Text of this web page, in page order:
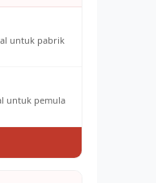
untuk pabrik
untuk pemula